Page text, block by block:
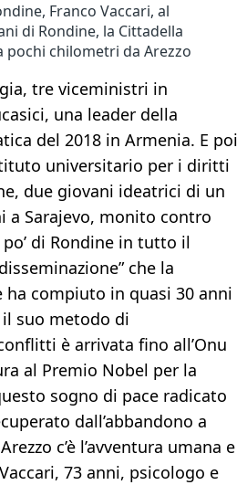
Franco Vaccari, al
di Rondine, la Cittadella
pochi chilometri da Arezzo
tre viceministri in
una leader della
del 2018 in Armenia. E poi
universitario per i diritti
due giovani ideatrici di un
a Sarajevo, monito contro
di Rondine in tutto il
che la
ha compiuto in quasi 30 anni
suo metodo di
è arrivata fino all’Onu
al Premio Nobel per la
sogno di pace radicato
dall’abbandono a
c’è l’avventura umana e
73 anni, psicologo e